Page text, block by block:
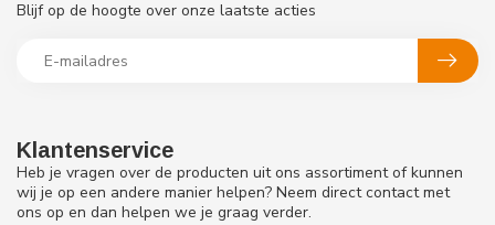
Klantenservice
Heb je vragen over de producten uit ons assortiment of kunnen
wij je op een andere manier helpen? Neem direct contact met
ons op en dan helpen we je graag verder.
Blijf op de hoogte over onze laatste acties